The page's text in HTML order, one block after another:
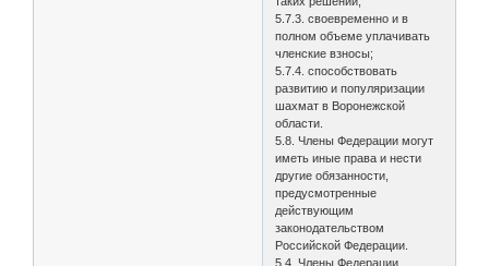
5.7.3. своевременно и в
полном объеме уплачивать
членские взносы;
5.7.4. способствовать
развитию и популяризации
шахмат в Воронежской
области.
5.8. Члены Федерации могут
иметь иные права и нести
другие обязанности,
предусмотренные
действующим
законодательством
Российской Федерации.
5.4. Члены Федерации,